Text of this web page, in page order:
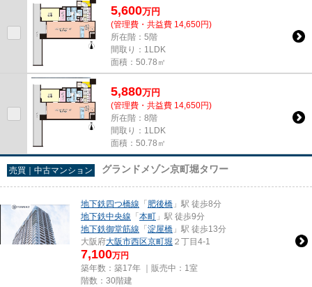
5,600万円
(管理費・共益費 14,650円)
所在階：5階
間取り：1LDK
面積：50.78㎡
5,880万円
(管理費・共益費 14,650円)
所在階：8階
間取り：1LDK
面積：50.78㎡
売買｜中古マンション グランドメゾン京町堀タワー
地下鉄四つ橋線 「 肥後橋 」駅 徒歩8分
地下鉄中央線 「 本町 」駅 徒歩9分
地下鉄御堂筋線 「 淀屋橋 」駅 徒歩13分
大阪府大阪市西区京町堀 ２丁目4-1
7,100万円
築年数：築17年 ｜販売中： 1室
階数：30階建